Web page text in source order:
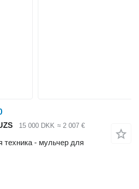
15 000 DKK ≈ 2 007 €
- мульчер для